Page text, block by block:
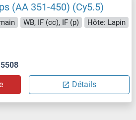
(AA 351-450) (Cy5.5)
WB, IF (cc), IF (p)
Hôte: Lapin
Détails